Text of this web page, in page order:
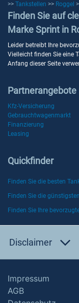
>> Tankstellen >> Roggel
Finden Sie auf
Marke Sprint in
Leider betreibt Ihre
Vielleicht finden Sie eine
Anfang dieser Seite
Partnerangebote
Kfz-Versicherung
Gebrauchtwagenmarkt
Finanzierung
Leasing
Quickfinder
Finden Sie die besten
Finden Sie die
Finden Sie Ihre
Disclaimer
Impressum
AGB